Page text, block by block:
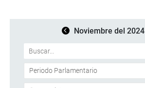
Noviembre del 2024